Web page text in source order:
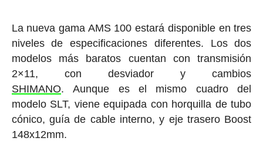
La nueva gama AMS 100 estará disponible en tres
niveles de especificaciones diferentes. Los dos
modelos más baratos cuentan con transmisión
2×11, con desviador y cambios
SHIMANO. Aunque es el mismo cuadro del
modelo SLT, viene equipada con horquilla de tubo
cónico, guía de cable interno, y eje trasero Boost
148x12mm.